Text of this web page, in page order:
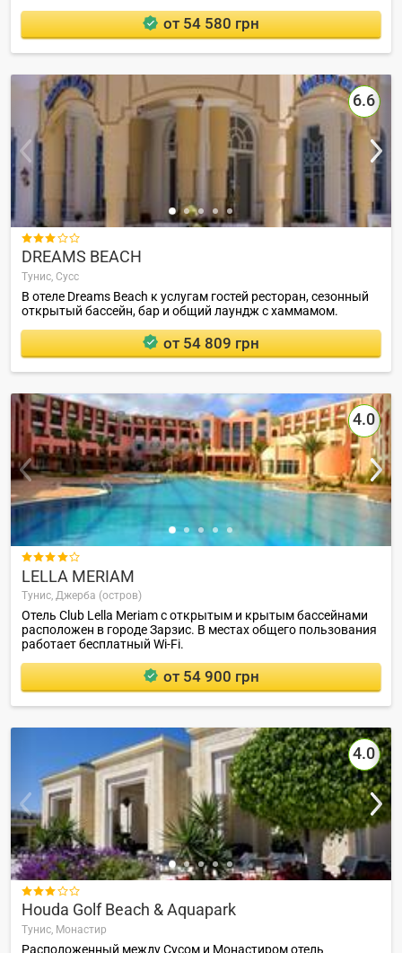
от 54 580 грн
6.6

DREAMS BEACH
Тунис, Сусс
В отеле Dreams Beach к услугам гостей ресторан, сезонный
открытый бассейн, бар и общий лаундж с хаммамом.
от 54 809 грн
4.0

LELLA MERIAM
Тунис, Джерба (остров)
Отель Club Lella Meriam с открытым и крытым бассейнами
расположен в городе Зарзис. В местах общего пользования
работает бесплатный Wi-Fi.
от 54 900 грн
4.0

Houda Golf Beach & Aquapark
Тунис, Монастир
Расположенный между Сусом и Монастиром отель